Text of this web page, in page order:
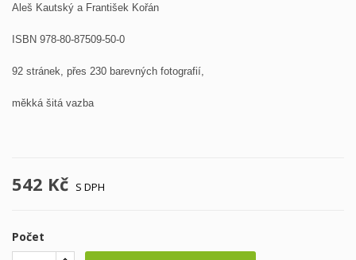
Aleš Kautský a František Kořán
ISBN 978-80-87509-50-0
92 stránek, přes 230 barevných fotografií,
měkká šitá vazba
542 Kč S DPH
Počet